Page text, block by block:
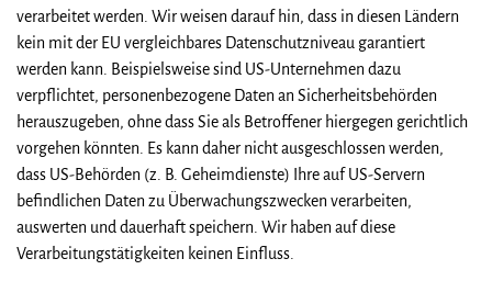
verarbeitet werden. Wir weisen darauf hin, dass in diesen Ländern
kein mit der EU vergleichbares Datenschutzniveau garantiert
werden kann. Beispielsweise sind US-Unternehmen dazu
verpflichtet, personenbezogene Daten an Sicherheitsbehörden
herauszugeben, ohne dass Sie als Betroffener hiergegen gerichtlich
vorgehen könnten. Es kann daher nicht ausgeschlossen werden,
dass US-Behörden (z. B. Geheimdienste) Ihre auf US-Servern
befindlichen Daten zu Überwachungszwecken verarbeiten,
auswerten und dauerhaft speichern. Wir haben auf diese
Verarbeitungstätigkeiten keinen Einfluss.